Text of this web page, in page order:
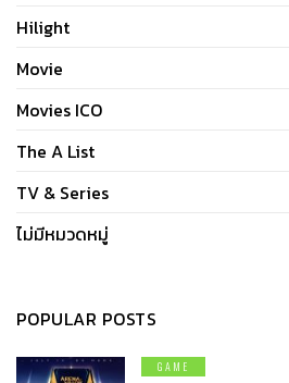
Hilight
Movie
Movies ICO
The A List
TV & Series
ไม่มีหมวดหมู่
POPULAR POSTS
GAME